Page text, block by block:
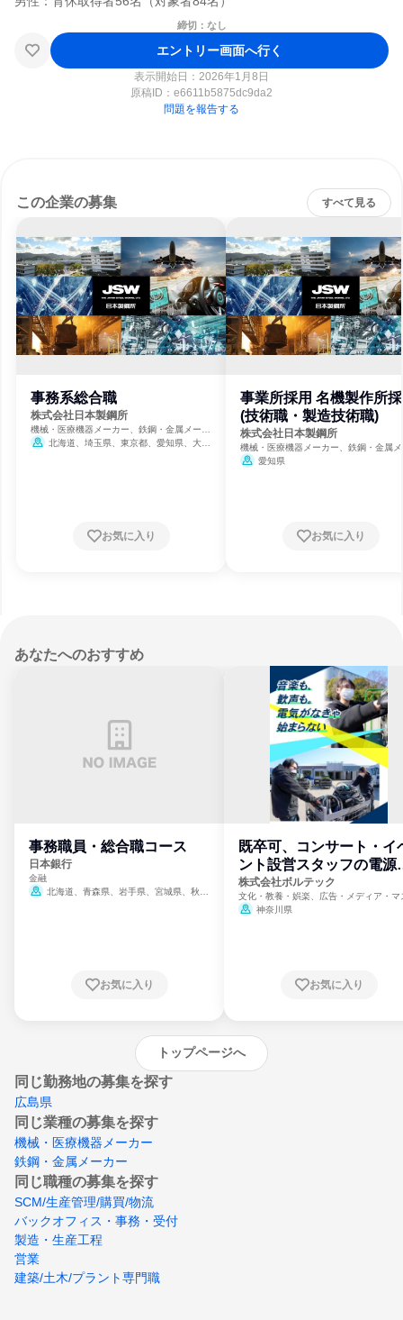
締切：なし
エントリー画面へ行く
表示開始日：2026年1月8日
原稿ID： e6611b5875dc9da2
問題を報告する
この企業の募集 すべて見る
事務系総合職
株式会社日本製鋼所
機械・医療機器メーカー、鉄鋼・金属メーカ
ー
北海道、埼玉県、東京都、愛知県、大阪
お気に入り
事業所採用 名機製作所
(技術職・製造技術職)
株式会社日本製鋼所
機械・医療機器メーカー、鉄鋼・金属
ー
愛知県
お気に入り
あなたへのおすすめ
事務職員・総合職コース
日本銀行
金融
北海道、青森県、岩手県、宮城県、秋田
崎県、熊本県、大分県、宮崎県、鹿児島県、
お気に入り
既卒可、コンサート・イ
ント設営スタッフの電源
門
株式会社ボルテック
文化・教養・娯楽、広告・メディア・マ
ミ、電力・ガス・水道・エネルギー
神奈川県
お気に入り
トップページへ
同じ勤務地の募集を探す
広島県
同じ業種の募集を探す
機械・医療機器メーカー
鉄鋼・金属メーカー
同じ職種の募集を探す
SCM/生産管理/購買/物流
バックオフィス・事務・受付
製造・生産工程
営業
建築/土木/プラント専門職